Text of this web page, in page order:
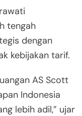
tengah
dengan
kebijakan tarif.
AS Scott
Indonesia
lebih adil,” ujar